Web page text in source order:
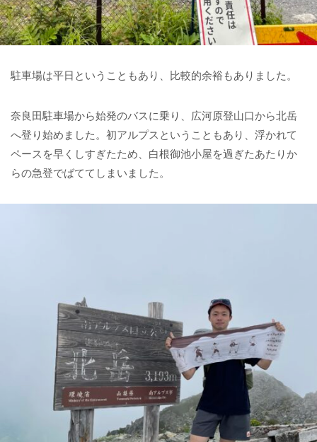
駐車場は平日ということもあり、比較的余裕もありました。
奈良田駐車場から始発のバスに乗り、広河原登山口から北岳
へ登り始めました。初アルプスということもあり、浮かれて
ペースを早くしすぎたため、白根御池小屋を過ぎたあたりか
らの急登でばててしまいました。